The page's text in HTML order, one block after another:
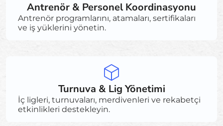
Antrenör & Personel Koordinasyonu
Antrenör programlarını, atamaları, sertifikaları
ve iş yüklerini yönetin.
Turnuva & Lig Yönetimi
İç ligleri, turnuvaları, merdivenleri ve rekabetçi
etkinlikleri destekleyin.